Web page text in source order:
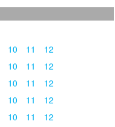
10 11
12
10 11
12
10 11
12
10 11
12
10 11
12